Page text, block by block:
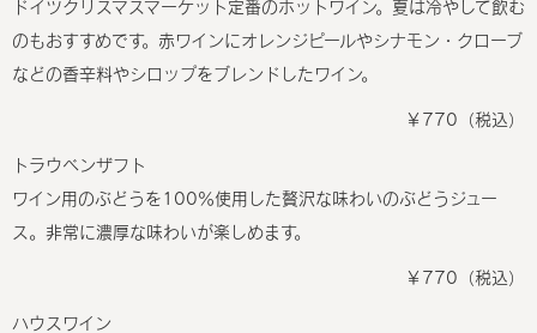
ドイツクリスマスマーケット定番のホットワイン。夏は冷やして飲む
のもおすすめです。赤ワインにオレンジピールやシナモン・クローブ
などの香辛料やシロップをブレンドしたワイン。
￥770（税込）
トラウベンザフト
ワイン用のぶどうを100％使用した贅沢な味わいのぶどうジュー
ス。非常に濃厚な味わいが楽しめます。
￥770（税込）
ハウスワイン